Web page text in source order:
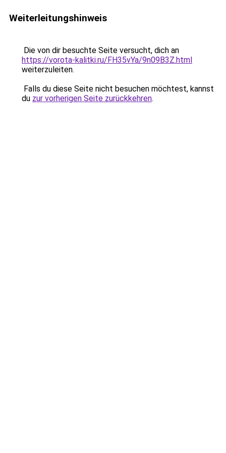
Weiterleitungshinweis
Die von dir besuchte Seite versucht, dich an
https://vorota-kalitki.ru/FH35vYa/9n09B3Z.html
weiterzuleiten.
Falls du diese Seite nicht besuchen möchtest, kannst
du zur vorherigen Seite zurückkehren.